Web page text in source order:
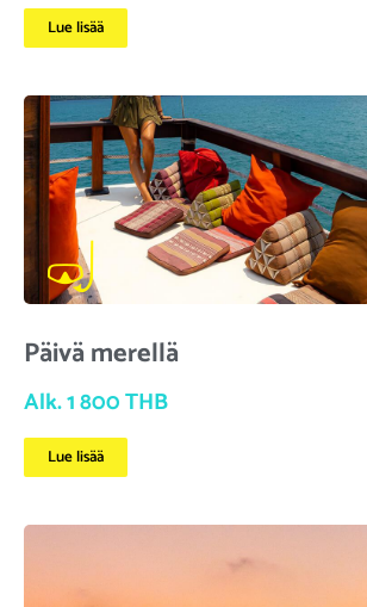
Lue lisää
Päivä merellä
Alk. 1 800 THB
Lue lisää